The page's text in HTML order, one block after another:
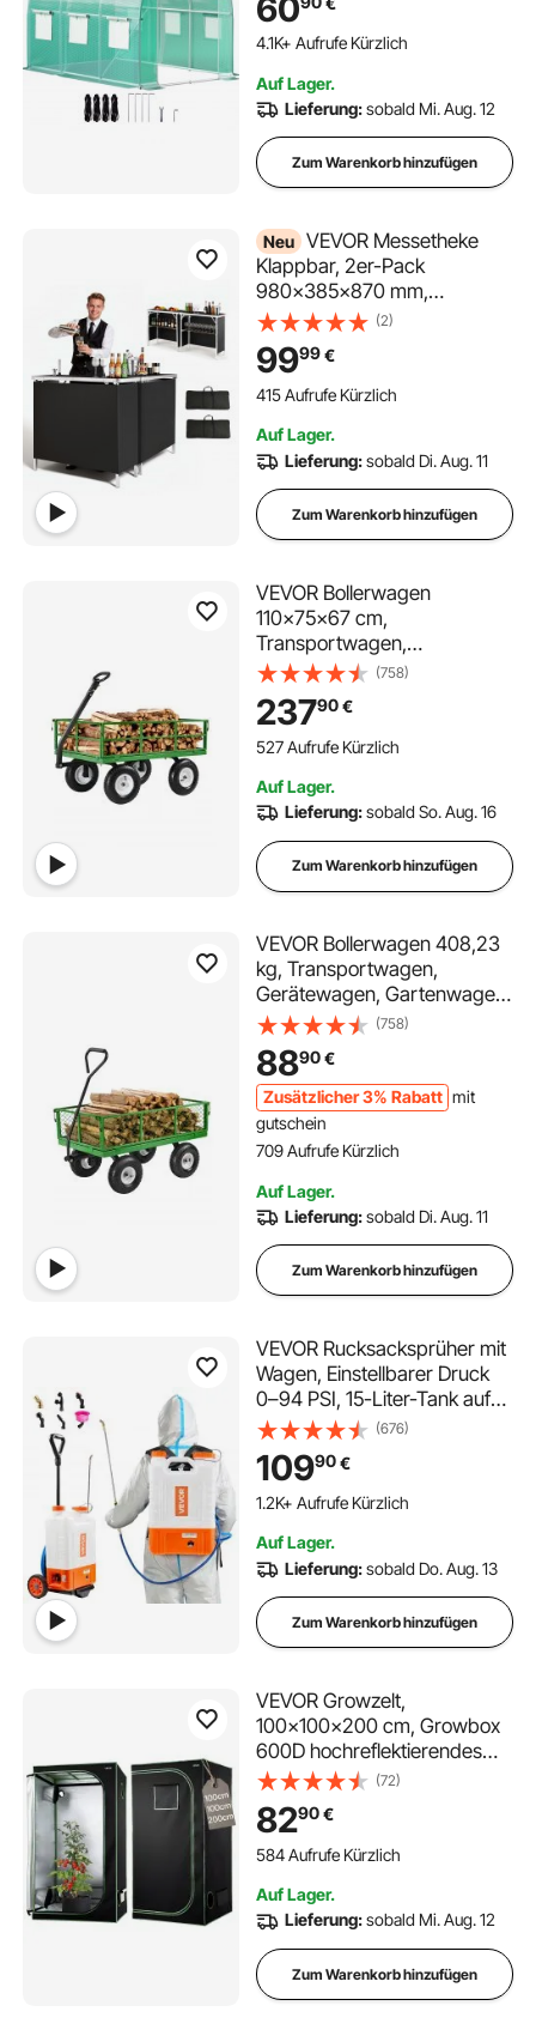
Stangen, Reißverschlusstür
und 6 aufrollbaren Fenstern,
60
4.1K+ Aufrufe Kürzlich
Auf Lager.
Lieferung:sobald Mi. Aug. 12
Zum Warenkorb hinzufügen
Neu VEVOR Messetheke
Klappbar, 2er-Pack
980x385x870 mm,
Empfangstheke mit
Tragetasche, Ablagefach,
Rezeptionstheke,
Messestand, Bartisch,
Veranstaltungen, Partys &
Messen
(2)
9999€
415 Aufrufe Kürzlich
Auf Lager.
Lieferung:sobald Di. Aug. 11
Zum Warenkorb hinzufügen
VEVOR Bollerwagen
110x75x67 cm,
Transportwagen,
Gartenwagen, Gerätewagen,
2-in-1-Handwagen, mit All-
Terrain-Reifen, abnehmbaren
Seitenteilen aus Netzmaterial
(758)
23790€
527 Aufrufe Kürzlich
Auf Lager.
Lieferung:sobald So. Aug. 16
Zum Warenkorb hinzufügen
VEVOR Bollerwagen 408,23
kg, Transportwagen,
Gerätewagen, Gartenwagen,
Handwagen mit 10-Zoll-
Reifen und abnehmbaren
Seitenteilen aus Netzgewebe
(umbaubar in Pritsche) und
um 180° drehbarem Griff
(758)
8890€
Zusätzlicher 3% Rabatt mit
gutschein
709 Aufrufe Kürzlich
Auf Lager.
Lieferung:sobald Di. Aug. 11
Zum Warenkorb hinzufügen
VEVOR Rucksacksprüher mit
Wagen, Einstellbarer Druck
0–94 PSI, 15-Liter-Tank auf
Rädern, mit 6 Düsen, 2
Zauberstäben,
Weithalsdeckel für Garten,
Jäten, Sprühen, Reinigen
(676)
10990€
1.2K+ Aufrufe Kürzlich
Auf Lager.
Lieferung:sobald Do. Aug. 13
Zum Warenkorb hinzufügen
VEVOR Growzelt,
100x100x200 cm, Growbox
600D hochreflektierendes
Mylar, Indoor-Pflanzenzelt mit
Beobachtungsfenster,
Bodenwanne &
Reißverschluss,
Obst, Blumen & Gemüse
(72)
8290€
584 Aufrufe Kürzlich
Auf Lager.
Lieferung:sobald Mi. Aug. 12
Zum Warenkorb hinzufügen